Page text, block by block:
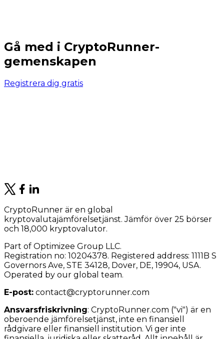
Gå med i CryptoRunner-
gemenskapen
Registrera dig gratis
CryptoRunner är en global
kryptovalutajämförelsetjänst. Jämför över 25 börser
och 18,000 kryptovalutor.
Part of Optimizee Group LLC.
Registration no: 10204378. Registered address: 1111B S
Governors Ave, STE 34128, Dover, DE, 19904, USA.
Operated by our global team.
E-post: contact@cryptorunner.com
Ansvarsfriskrivning: CryptoRunner.com ("vi") är en
oberoende jämförelsetjänst, inte en finansiell
rådgivare eller finansiell institution. Vi ger inte